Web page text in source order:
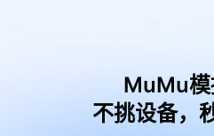
MuMu模
不挑设备，